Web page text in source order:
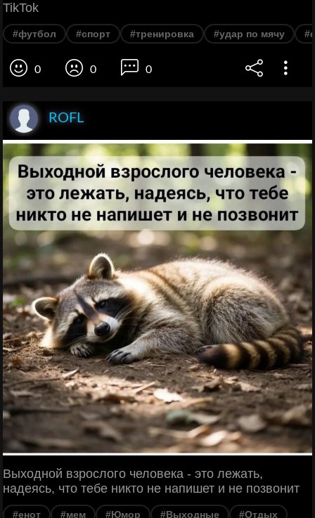
TikTok
#футбол #спорт #тренировка #удар по мячу
0 0 0
ROFL
Выходной взрослого человека - это лежать,
надеясь, что тебе никто не напишет и не позвонит
#енот #мем #Юмор #Выходные #Отдых